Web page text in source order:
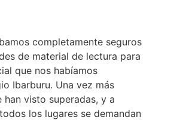
completamente seguros
de material de lectura para
que nos habíamos
Ibarburu. Una vez más
visto superadas, y a
los lugares se demandan